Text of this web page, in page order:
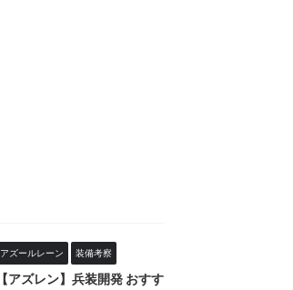
アズールレーン 装備考察
【アズレン】兵装開発 おすす